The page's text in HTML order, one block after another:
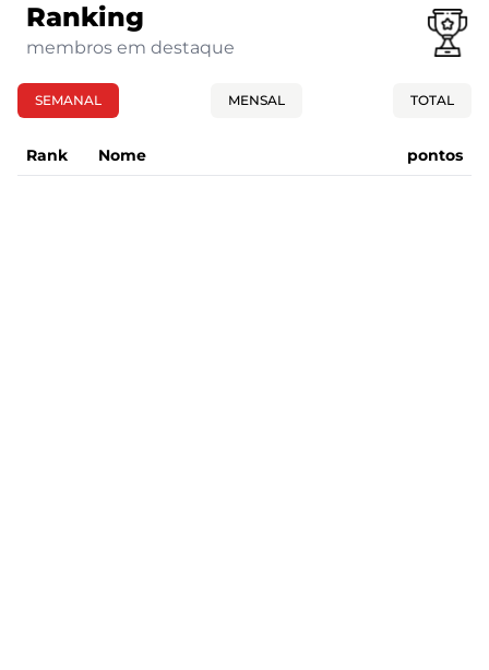
Ranking
membros em destaque
SEMANAL MENSAL TOTAL
Rank Nome pontos